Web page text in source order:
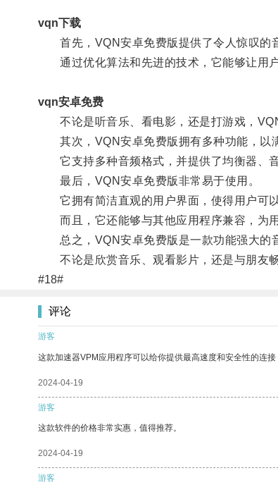
vqn下载
首先，VQN安卓免费版提供了令人惊叹的
通过优化算法和先进的技术，它能够让用户
vqn安卓免费
不论是听音乐、看电影，还是打游戏，
其次，VQN安卓免费版拥有多种功能，以
它支持多种音频格式，并提供了均衡器、音
最后，VQN安卓免费版非常易于使用。
它拥有简洁直观的用户界面，使得用户可以
而且，它还能够与其他应用程序兼容，为用
总之，VQN安卓免费版是一款功能强大的
不论是欣赏音乐、观看影片，还是与朋友畅
#18#
评论
游客
这款加速器VPM应用程序可以给你提供最高速度和安全性的连接
2024-04-19
游客
这款软件的价格非常实惠，值得推荐。
2024-04-19
游客